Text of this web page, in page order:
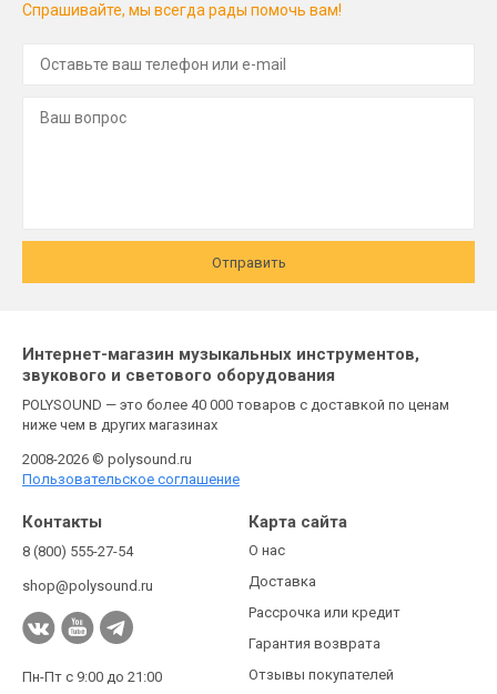
Спрашивайте, мы всегда рады помочь вам!
Отправить
Интернет-магазин музыкальных инструментов,
звукового и светового оборудования
POLYSOUND — это более 40 000 товаров с доставкой по ценам
ниже чем в других магазинах
2008-2026 © polysound.ru
Пользовательское соглашение
Контакты
8 (800) 555-27-54
shop@polysound.ru
Пн-Пт с 9:00 до 21:00
Карта сайта
О нас
Доставка
Рассрочка или кредит
Гарантия возврата
Отзывы покупателей